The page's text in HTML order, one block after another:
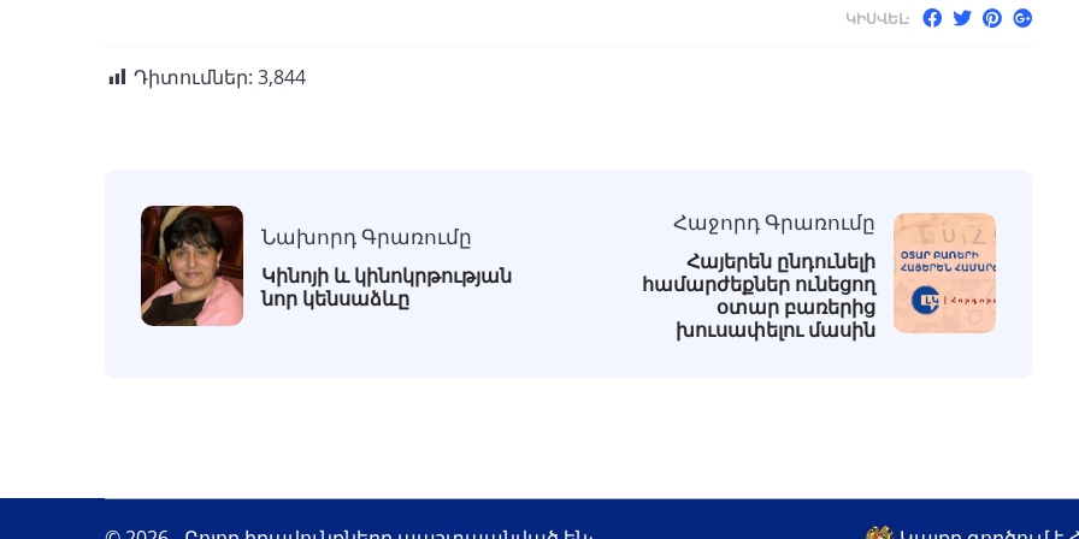
ԿԻՍՎԵԼ:
Դիտումներ: 3,844
Նախորդ Գրառումը
Կինոյի և կինոկրթության
նոր կենսաձևը
Հաջորդ Գրառումը
Հայերեն ընդունելի
համարժեքներ ունեցող
օտար բառերից
խուսափելու մասին